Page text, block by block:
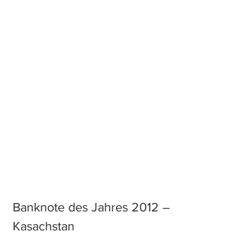
Banknote des Jahres 2012 –
Kasachstan